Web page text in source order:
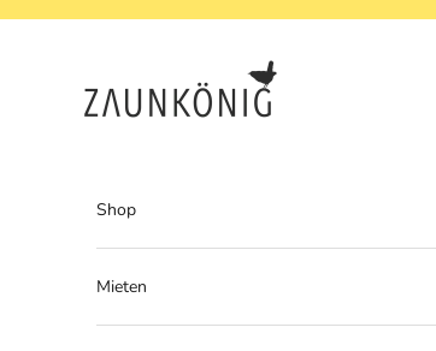
Shop
Mieten